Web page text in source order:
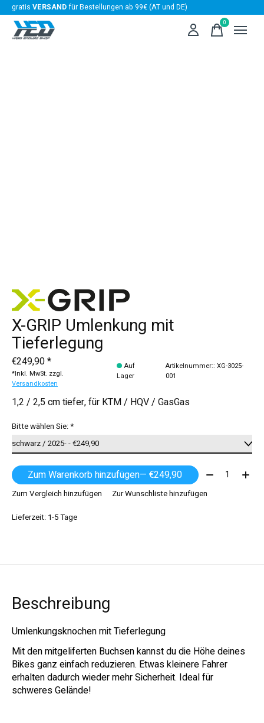
gratis VERSANDfür Bestellungen ab 99€ (AT und DE)
0items
X-GRIP Umlenkung mit
Tieferlegung
€249,90 *
*Inkl. MwSt. zzgl.
Versandkosten
Auf
Lager
Artikelnummer:: XG-3025-
001
1,2 / 2,5 cm tiefer, für KTM / HQV / GasGas
Bitte wählen Sie:*
Zum Warenkorb hinzufügen — €249,90 Menge:
Zum Vergleich hinzufügen
Zur Wunschliste hinzufügen
Lieferzeit: 1-5 Tage
Beschreibung
Umlenkungsknochen mit Tieferlegung
Mit den mitgeliferten Buchsen kannst du die Höhe deines
Bikes ganz einfach reduzieren. Etwas kleinere Fahrer
erhalten dadurch wieder mehr Sicherheit. Ideal für
schweres Gelände!